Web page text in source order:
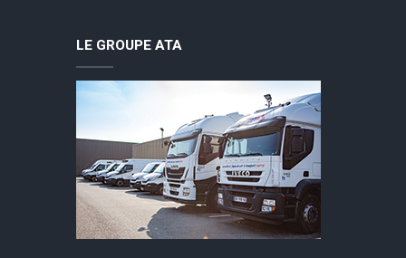
LE GROUPE ATA